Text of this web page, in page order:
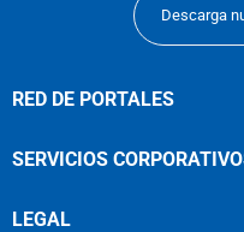
Descarga
RED DE PORTALES
SERVICIOS
LEGAL